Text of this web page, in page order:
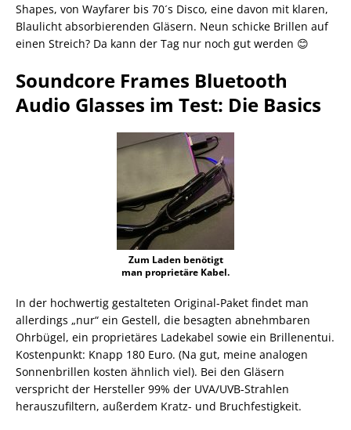
Shapes, von Wayfarer bis 70´s Disco, eine davon mit klaren,
Blaulicht absorbierenden Gläsern. Neun schicke Brillen auf
einen Streich? Da kann der Tag nur noch gut werden 😊
Soundcore Frames Bluetooth
Audio Glasses im Test: Die Basics
Zum Laden benötigt
man proprietäre Kabel.
In der hochwertig gestalteten Original-Paket findet man
allerdings „nur“ ein Gestell, die besagten abnehmbaren
Ohrbügel, ein proprietäres Ladekabel sowie ein Brillenentui.
Kostenpunkt: Knapp 180 Euro. (Na gut, meine analogen
Sonnenbrillen kosten ähnlich viel). Bei den Gläsern
verspricht der Hersteller 99% der UVA/UVB-Strahlen
herauszufiltern, außerdem Kratz- und Bruchfestigkeit.